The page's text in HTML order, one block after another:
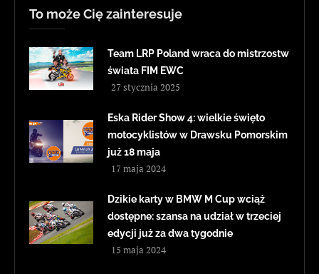
To może Cię zainteresuje
Team LRP Poland wraca do mistrzostw
świata FIM EWC
27 stycznia 2025
Eska Rider Show 4: wielkie święto
motocyklistów w Drawsku Pomorskim
już 18 maja
17 maja 2024
Dzikie karty w BMW M Cup wciąż
dostępne: szansa na udział w trzeciej
edycji już za dwa tygodnie
15 maja 2024